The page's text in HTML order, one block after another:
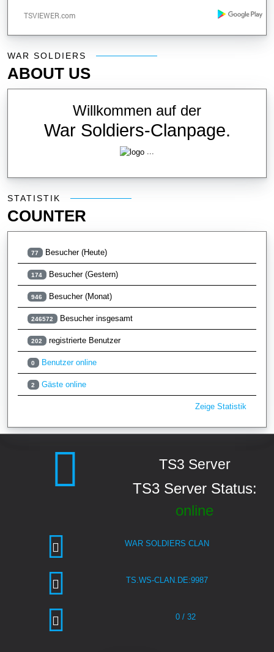
WAR SOLDIERS
ABOUT US
Willkommen auf der
War Soldiers-Clanpage.
STATISTIK
COUNTER
77 Besucher (Heute)
174 Besucher (Gestern)
946 Besucher (Monat)
246572 Besucher insgesamt
202 registrierte Benutzer
0 Benutzer online
2 Gäste online
Zeige Statistik
TS3 Server
TS3 Server Status:
online
WAR SOLDIERS CLAN
TS.WS-CLAN.DE:9987
0 / 32